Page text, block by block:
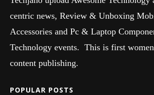
centric news, Review & Unboxing
Accessories and Pc & Laptop
Technology events. This is first
content publishing.
POPULAR POSTS